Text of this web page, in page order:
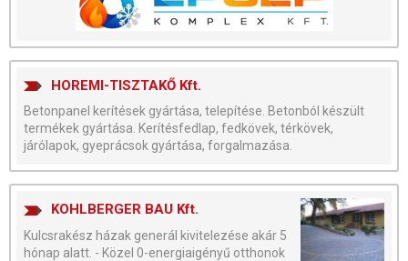
HOREMI-TISZTAKŐ Kft.
Betonpanel kerítések gyártása, telepítése. Betonból készült
termékek gyártása. Kerítésfedlap, fedkövek, térkövek,
járólapok, gyeprácsok gyártása, forgalmazása.
KOHLBERGER BAU Kft.
Kulcsrakész házak generál kivitelezése akár 5
hónap alatt. - Közel 0-energiaigényű otthonok